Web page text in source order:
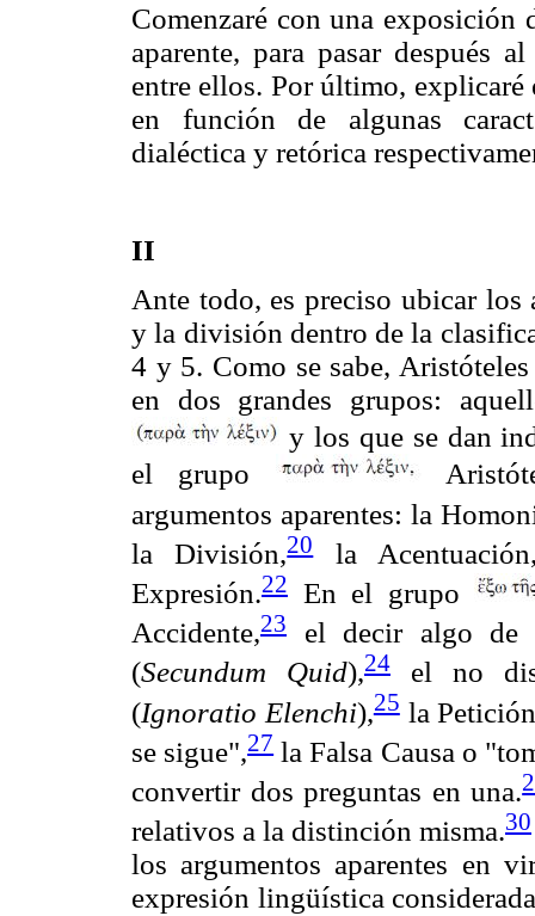
Comenzaré con una exposición
aparente, para pasar después
entre ellos. Por último, explicaré
en función de algunas
dialéctica y retórica
II
Ante todo, es preciso ubicar los
y la división dentro de la
4 y 5. Como se sabe,
en dos grandes grupos:
y los que se dan
el grupo
argumentos aparentes: la
la División,20la
Expresión.22
En el grupo
Accidente,23
el decir algo de
(Secundum Quid),24
el no
(Ignoratio Elenchi),25la
se sigue",27la Falsa Causa o
convertir dos preguntas en una.
relativos a la distinción misma.30
los argumentos aparentes en
expresión lingüística